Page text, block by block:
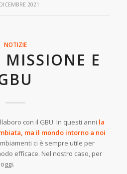
2021
NOTIZIE
MISSIONE E
con il GBU. In questi anni la
ma il mondo intorno a noi
ci è sempre utile per
efficace. Nel nostro caso, per